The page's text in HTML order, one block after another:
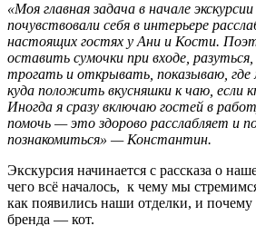
«Моя главная задача в начале
почувствовали себя в интерьере
настоящих гостях у Ани и Кости.
оставить сумочки при входе,
трогать и открывать, показываю,
куда положить вкусняшки к чаю, если
Иногда я сразу включаю гостей в
помочь — это здорово расслабляет и
познакомиться» — Константин.
Экскурсия начинается с рассказа о
чего всё началось, к чему мы
как появились наши отделки, и почему
бренда — кот.